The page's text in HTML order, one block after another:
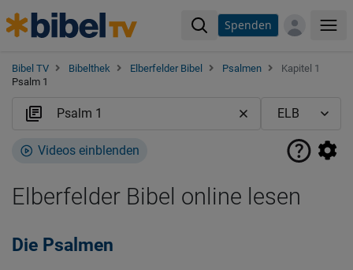
Spenden
Bibel TV Bibelthek Elberfelder Bibel Psalmen
Kapitel 1
Psalm 1
Videos einblenden
Elberfelder Bibel online lesen
Die Psalmen